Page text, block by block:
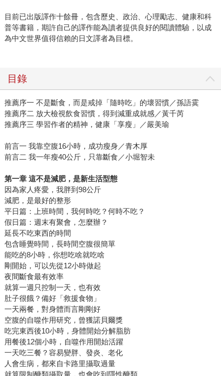
目前已出版譯作十餘冊，包含歷史、政治、心理勵志、健康和科
普等書籍，期許自己的譯作能為讀者提供良好的閱讀體驗，以成
為中文世界值得信賴的日文譯者為目標。
目錄
推薦序一 不是斷食，而是戒掉「隨時吃」的壞習慣／孫語霙
推薦序二 放大檢視飲食習慣，得到減重成就感／黃千芮
推薦序三 學習作者的精神，健康「享瘦」／嚴美瑜
前言一 我靠空腹16小時，成功瘦身／青木厚
前言二 我一年瘦40公斤，只靠斷食／小堀智未
第一章 這不是減肥，是新生活型態
因為家人疼愛，我胖到98公斤
減肥，是最好的整形
平日篇：上班時間，我何時吃？何時不吃？
假日篇：週末有聚會，怎麼辦？
延長不吃東西的時間
包含睡覺時間，長時間空腹很簡單
能吃的8小時，你想吃啥就吃啥
剛開始，可以先從12小時做起
夜間斷食最有效率
就算一週只控制一天，也有效
肚子很餓？備好「救援食物」
一天兩餐，對身體而言剛剛好
空腹的自噬作用研究，曾獲諾貝爾獎
吃完東西後10小時，身體開始分解脂肪
用餐後12個小時，自噬作用開始活躍
一天吃三餐？容易變胖、發炎、老化
人會生病，都來自卡路里攝取過量
就算限制醣類攝取量，也會吃到隱性醣類